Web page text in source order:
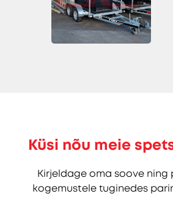
Küsi nõu meie
Kirjeldage oma soove ning
kogemustele tuginedes